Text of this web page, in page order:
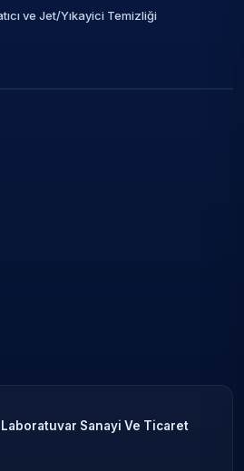
ve Jet/Yıkayici Temizliği
Sanayi Ve Ticaret